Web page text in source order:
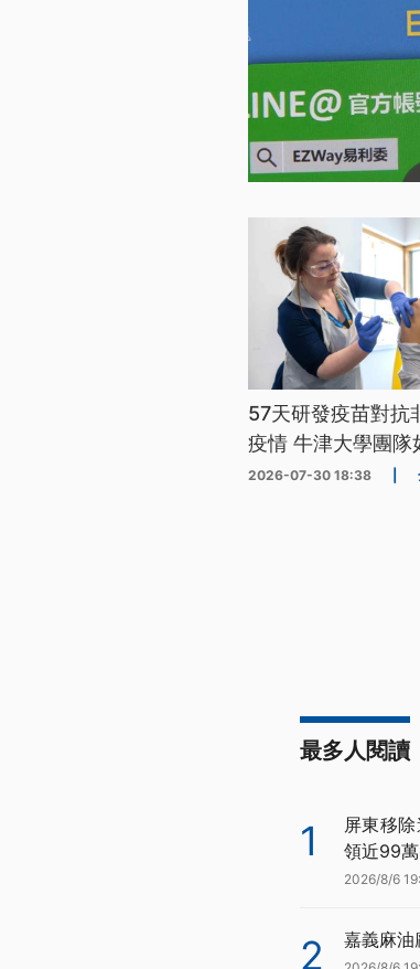
57天研發疫苗對抗
疫情 牛津大學團隊
2026-07-30 18:38
最多人閱讀
1
屏東移
領近99
2026/8/6
2 嘉義麻油